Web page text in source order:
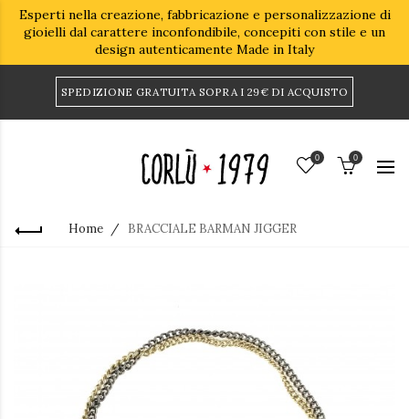
Esperti nella creazione, fabbricazione e personalizzazione di
gioielli dal carattere inconfondibile, concepiti con stile e un
design autenticamente Made in Italy
SPEDIZIONE GRATUITA SOPRA I 29€ DI ACQUISTO
0 0
Home BRACCIALE BARMAN JIGGER